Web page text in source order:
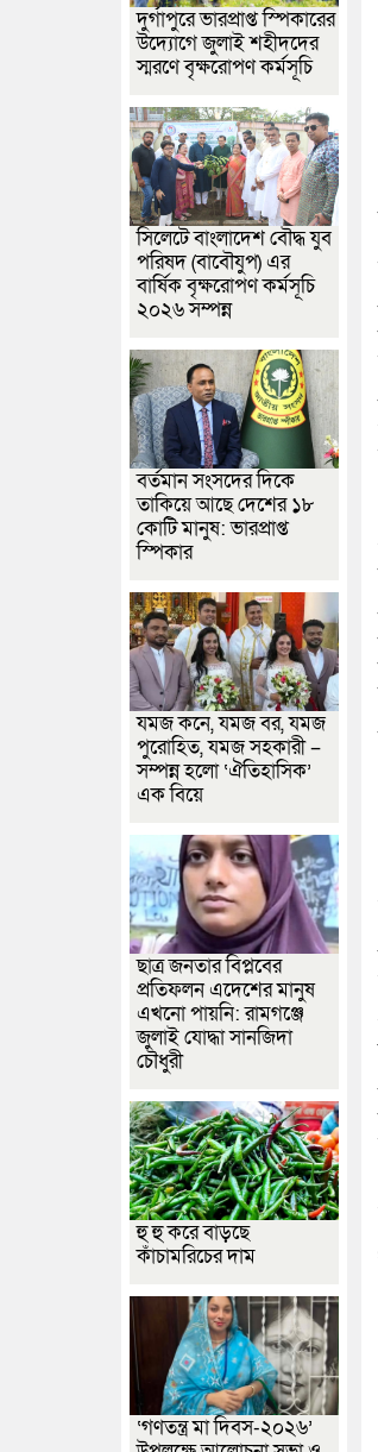
দুর্গাপুরে ভারপ্রাপ্ত স্পিকারের
উদ্যোগে জুলাই শহীদদের
স্মরণে বৃক্ষরোপণ কর্মসূচি
সিলেটে বাংলাদেশ বৌদ্ধ যুব
পরিষদ (বাবৌযুপ) এর
বার্ষিক বৃক্ষরোপণ কর্মসূচি
২০২৬ সম্পন্ন
বর্তমান সংসদের দিকে
তাকিয়ে আছে দেশের ১৮
কোটি মানুষ: ভারপ্রাপ্ত
স্পিকার
যমজ কনে, যমজ বর, যমজ
পুরোহিত, যমজ সহকারী –
সম্পন্ন হলো ‘ঐতিহাসিক’
এক বিয়ে
ছাত্র জনতার বিপ্লবের
প্রতিফলন এদেশের মানুষ
এখনো পায়নি: রামগঞ্জে
জুলাই যোদ্ধা সানজিদা
চৌধুরী
হু হু করে বাড়ছে
কাঁচামরিচের দাম
‘গণতন্ত্র মা দিবস-২০২৬’